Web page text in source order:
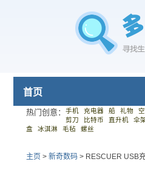
首页
热门创意： 手机 充电器 船 礼物
剪刀
比特币 直升机 伞
盒
冰淇淋 毛毡 螺丝
主页 > 新奇数码> RESCUER USB